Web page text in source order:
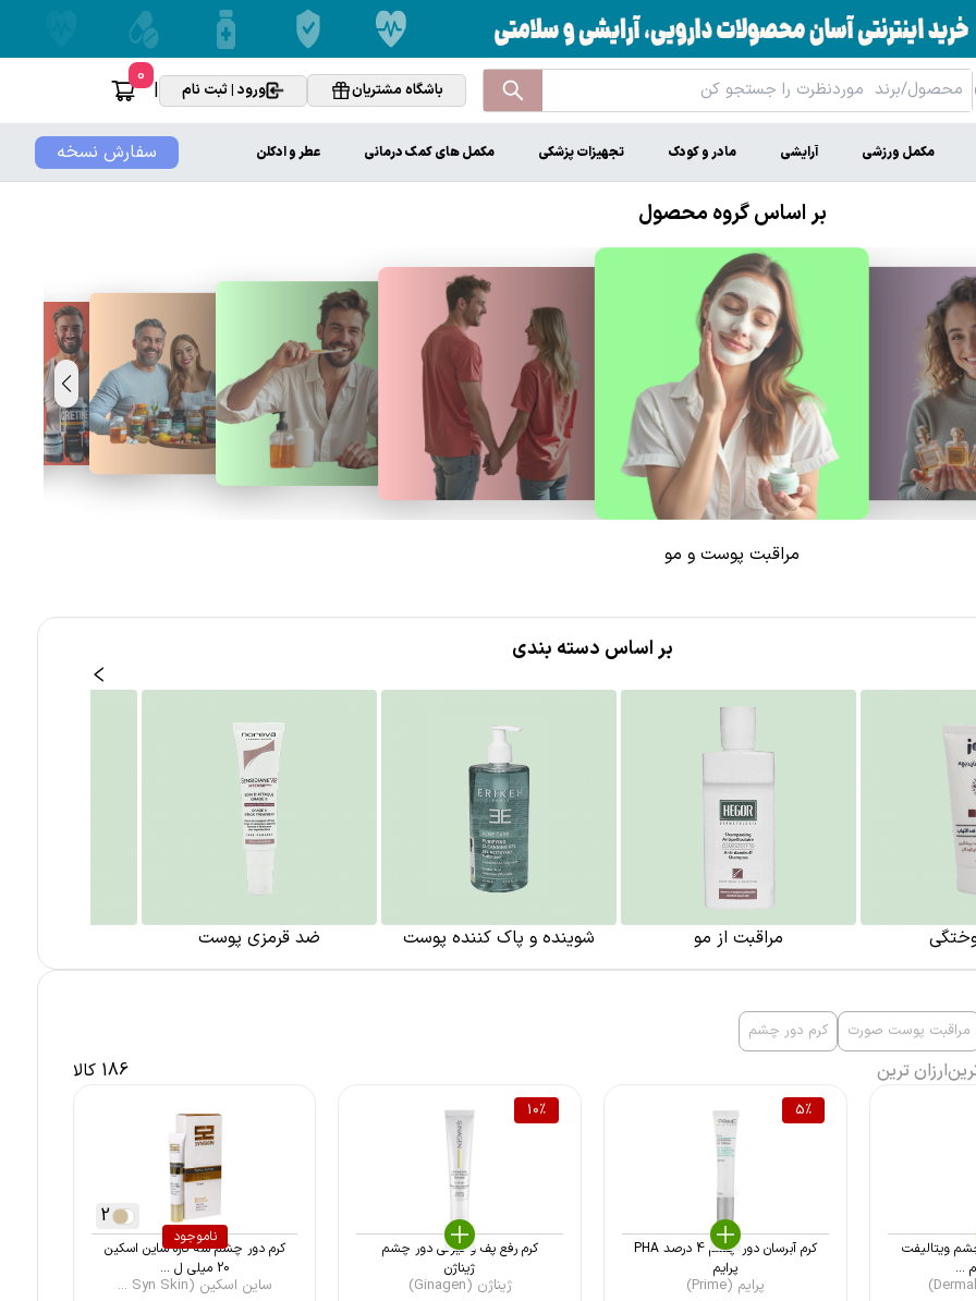
باشگاه مشتریان ورود | ثبت نام |
0
سفارش نسخه مکمل ورزشی آرایشی مادر و کودک تجهیزات پزشکی مکمل های کمک درمانی عطر و ادکلن
بر اساس گروه محصول
مراقبت پوست و مو
بر اساس دسته بندی
مراقبت از مو شوینده و پاک کننده پوست ضد قرمزی پوست
مراقبت پوست صورت کرم دور چشم
ارزان ترین 186 کالا
ویتالیفت
...
5%
کرم آبرسان دور چشم 4 درصد PHA
پرایم
پرایم (Prime)
10%
کرم رفع پف و تیرگی دور چشم
ژیناژن
ژیناژن (Ginagen)
2
ناموجود
کرم دور چشم سه کاره ساین اسکین
20 میلی ل ...
ساین اسکین (Syn Skin ...